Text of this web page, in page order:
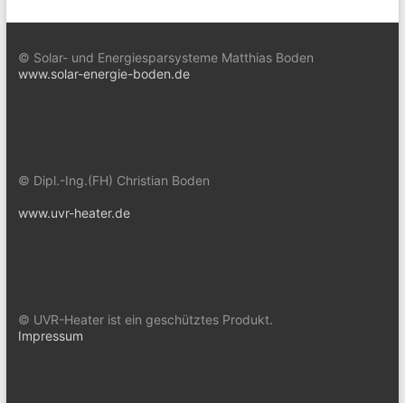
© Solar- und Energiesparsysteme Matthias Boden
www.solar-energie-boden.de
© Dipl.-Ing.(FH) Christian Boden
www.uvr-heater.de
© UVR-Heater ist ein geschütztes Produkt.
Impressum